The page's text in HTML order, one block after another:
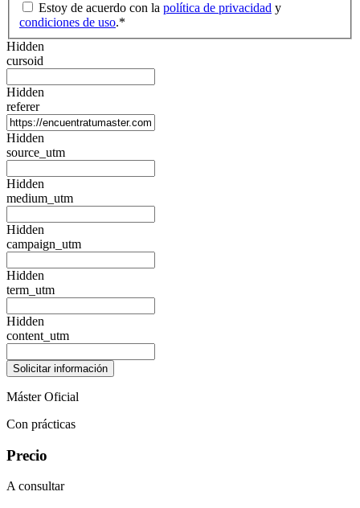
Estoy de acuerdo con la política de privacidad y
condiciones de uso.*
Hidden
cursoid
Hidden
referer
Hidden
source_utm
Hidden
medium_utm
Hidden
campaign_utm
Hidden
term_utm
Hidden
content_utm
Máster Oficial
Con prácticas
Precio
A consultar